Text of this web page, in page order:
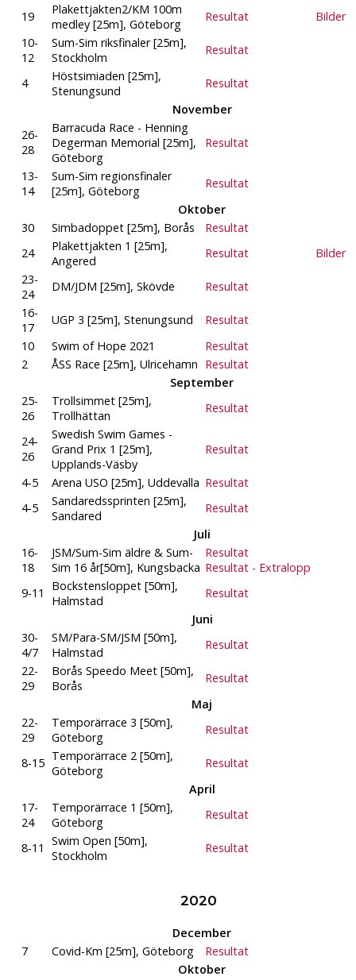
19
Plakettjakten2/KM 100m
medley [25m], Göteborg
Resultat
Bilder
10-
12
Sum-Sim riksfinaler [25m],
Stockholm
Resultat
4
Höstsimiaden [25m],
Stenungsund
Resultat
November
26-
28
Barracuda Race - Henning
Degerman Memorial [25m],
Göteborg
Resultat
13-
14
Sum-Sim regionsfinaler
[25m], Göteborg
Resultat
Oktober
30
Simbadoppet [25m], Borås
Resultat
24
Plakettjakten 1 [25m],
Angered
Resultat
Bilder
23-
24
DM/JDM [25m], Skövde
Resultat
16-
17
UGP 3 [25m], Stenungsund
Resultat
10
Swim of Hope 2021
Resultat
2
ÅSS Race [25m], Ulricehamn Resultat
September
25-
26
Trollsimmet [25m],
Trollhättan
Resultat
24-
26
Swedish Swim Games -
Grand Prix 1 [25m],
Upplands-Väsby
Resultat
4-5 Arena USO [25m], Uddevalla Resultat
4-5
Sandaredssprinten [25m],
Sandared
Resultat
Juli
16-
18
JSM/Sum-Sim äldre & Sum-
Sim 16 år[50m], Kungsbacka
Resultat
Resultat - Extralopp
9-11
Bockstensloppet [50m],
Halmstad
Resultat
Juni
30-
4/7
SM/Para-SM/JSM [50m],
Halmstad
Resultat
22-
29
Borås Speedo Meet [50m],
Borås
Resultat
Maj
22-
29
Temporärrace 3 [50m],
Göteborg
Resultat
8-15 Temporärrace 2 [50m],
Göteborg
Resultat
April
17-
24
Temporärrace 1 [50m],
Göteborg
Resultat
8-11
Swim Open [50m],
Stockholm
Resultat
2020
December
7
Covid-Km [25m], Göteborg
Resultat
Oktober